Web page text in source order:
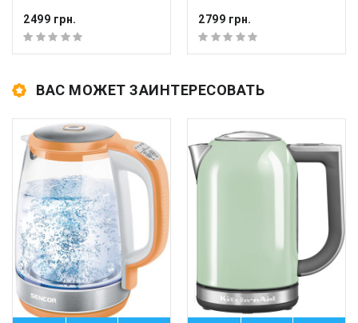
2499 грн. 2799 грн.
ВАС МОЖЕТ ЗАИНТЕРЕСОВАТЬ